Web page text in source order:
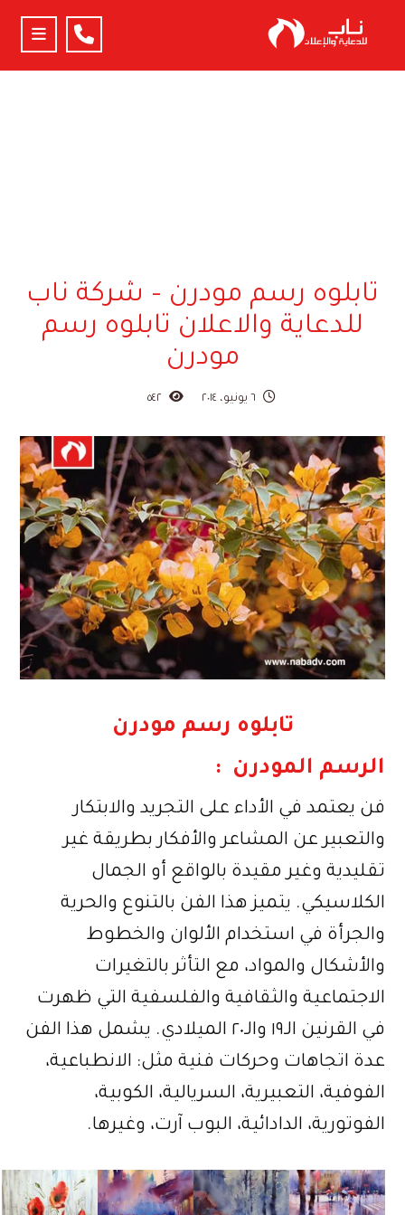
تابلوه رسم مودرن – شركة ناب
للدعاية والاعلان تابلوه رسم
مودرن
٦ يونيو، ٢٠١٤ ٥٤٢
تابلوه رسم مودرن
الرسم المودرن :
فن يعتمد في الأداء على التجريد والابتكار
والتعبير عن المشاعر والأفكار بطريقة غير
تقليدية وغير مقيدة بالواقع أو الجمال
الكلاسيكي. يتميز هذا الفن بالتنوع والحرية
والجرأة في استخدام الألوان والخطوط
والأشكال والمواد، مع التأثر بالتغيرات
الاجتماعية والثقافية والفلسفية التي ظهرت
في القرنين الـ١٩ والـ٢٠ الميلادي. يشمل هذا الفن
عدة اتجاهات وحركات فنية مثل: الانطباعية،
الفوفية، التعبيرية، السريالية، الكوبية،
الفوتورية، الدادائية، البوب آرت، وغيرها.